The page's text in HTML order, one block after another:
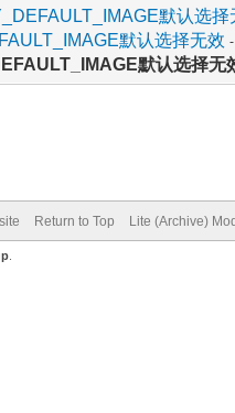
默认选择
默认选择无效
默认选择无
Return to Top Lite (Archive)